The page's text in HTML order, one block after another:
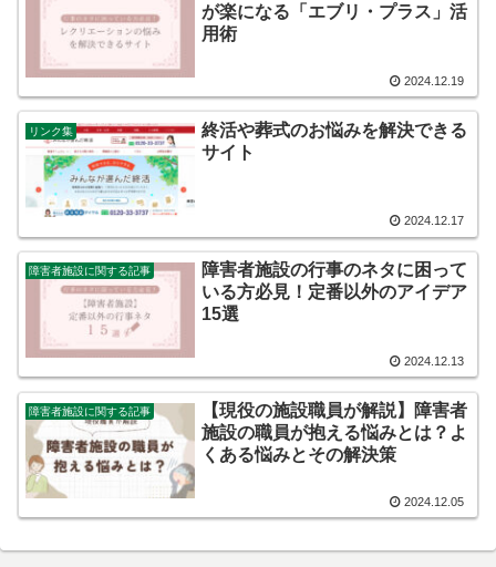
が楽になる「エブリ・プラス」活
用術
2024.12.19
リンク集
終活や葬式のお悩みを解決できる
サイト
2024.12.17
障害者施設に関する記事
障害者施設の行事のネタに困って
いる方必見！定番以外のアイデア
15選
2024.12.13
障害者施設に関する記事
【現役の施設職員が解説】障害者
施設の職員が抱える悩みとは？よ
くある悩みとその解決策
2024.12.05